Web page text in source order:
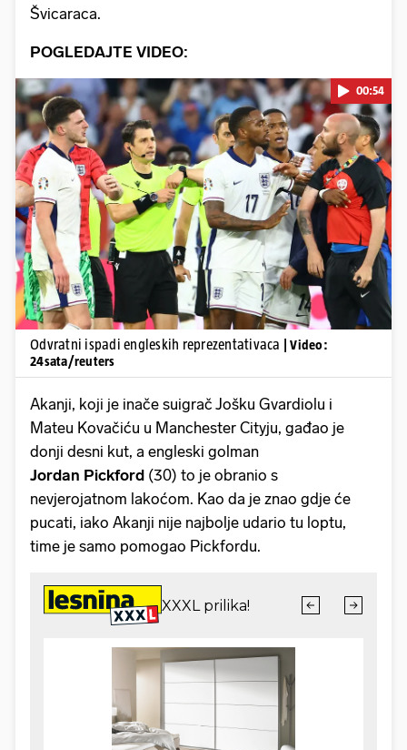
Švicaraca.
POGLEDAJTE VIDEO:
Pokretanje videa...
00:54
Odvratni ispadi engleskih reprezentativaca
| Video:
24sata/reuters
Akanji, koji je inače suigrač Jošku Gvardiolu i
Mateu Kovačiću u Manchester Cityju, gađao je
donji desni kut, a engleski golman
Jordan Pickford (30) to je obranio s
nevjerojatnom lakoćom. Kao da je znao gdje će
pucati, iako Akanji nije najbolje udario tu loptu,
time je samo pomogao Pickfordu.